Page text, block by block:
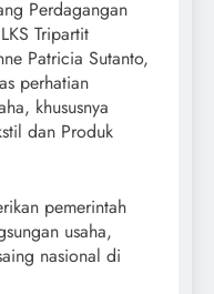
Perdagangan
Tripartit
Patricia Sutanto,
perhatian
khususnya
dan Produk
pemerintah
usaha,
nasional di